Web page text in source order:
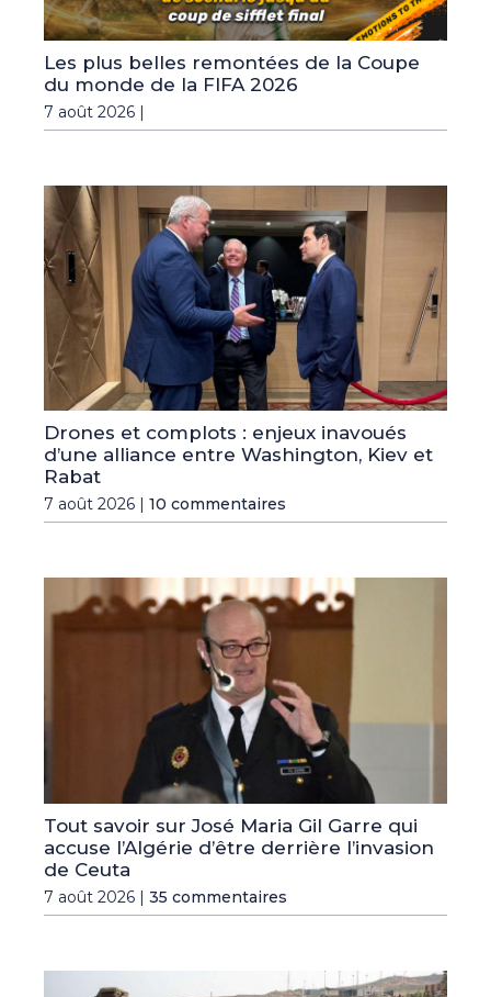
Les plus belles remontées de la Coupe
du monde de la FIFA 2026
7 août 2026 |
Drones et complots : enjeux inavoués
d’une alliance entre Washington, Kiev et
Rabat
7 août 2026 | 10 commentaires
Tout savoir sur José Maria Gil Garre qui
accuse l’Algérie d’être derrière l’invasion
de Ceuta
7 août 2026 | 35 commentaires